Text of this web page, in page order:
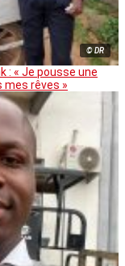
© DR
: « Je pousse une
mes rêves »